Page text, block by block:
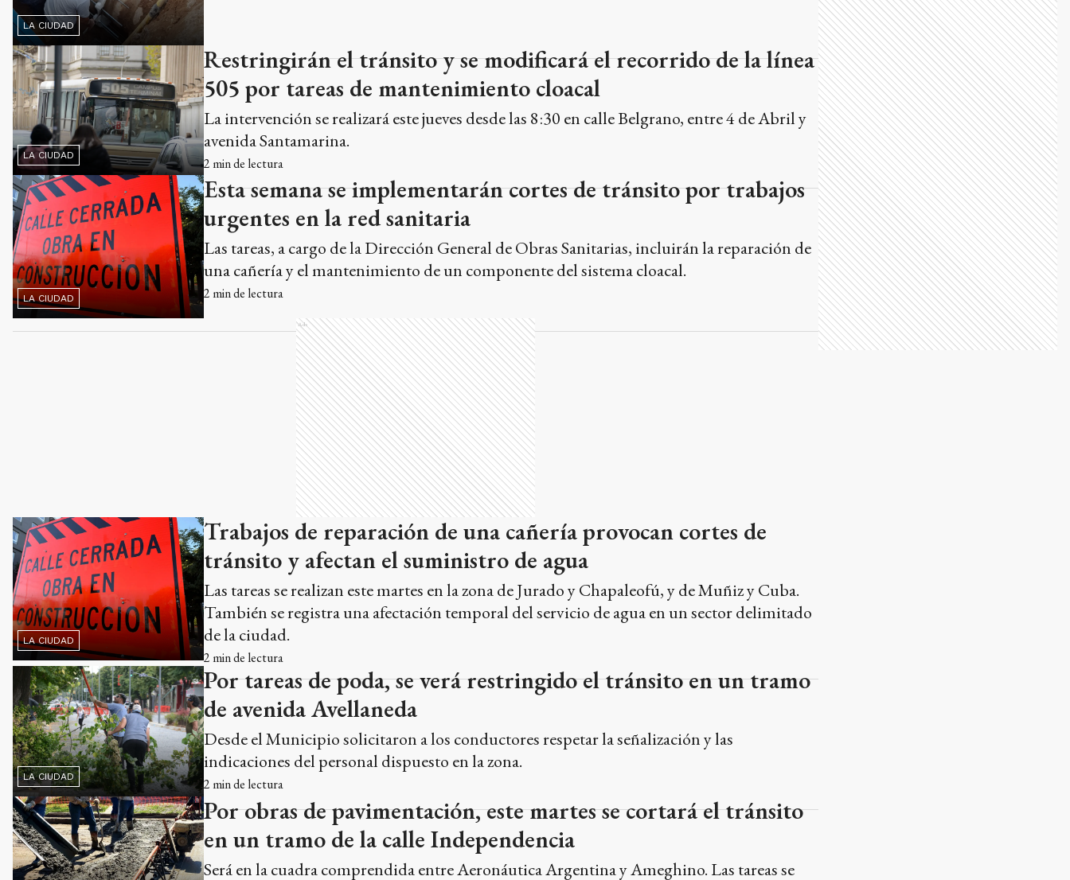
LA CIUDAD
LA CIUDAD
Restringirán el tránsito y se modificará el recorrido de la línea
505 por tareas de mantenimiento cloacal
La intervención se realizará este jueves desde las 8:30 en calle Belgrano, entre 4 de Abril y
avenida Santamarina.
2 min de lectura
LA CIUDAD
Esta semana se implementarán cortes de tránsito por trabajos
urgentes en la red sanitaria
Las tareas, a cargo de la Dirección General de Obras Sanitarias, incluirán la reparación de
una cañería y el mantenimiento de un componente del sistema cloacal.
2 min de lectura
Ads
LA CIUDAD
Trabajos de reparación de una cañería provocan cortes de
tránsito y afectan el suministro de agua
Las tareas se realizan este martes en la zona de Jurado y Chapaleofú, y de Muñiz y Cuba.
También se registra una afectación temporal del servicio de agua en un sector delimitado
de la ciudad.
2 min de lectura
LA CIUDAD
Por tareas de poda, se verá restringido el tránsito en un tramo
de avenida Avellaneda
Desde el Municipio solicitaron a los conductores respetar la señalización y las
indicaciones del personal dispuesto en la zona.
2 min de lectura
Por obras de pavimentación, este martes se cortará el tránsito
en un tramo de la calle Independencia
Será en la cuadra comprendida entre Aeronáutica Argentina y Ameghino. Las tareas se